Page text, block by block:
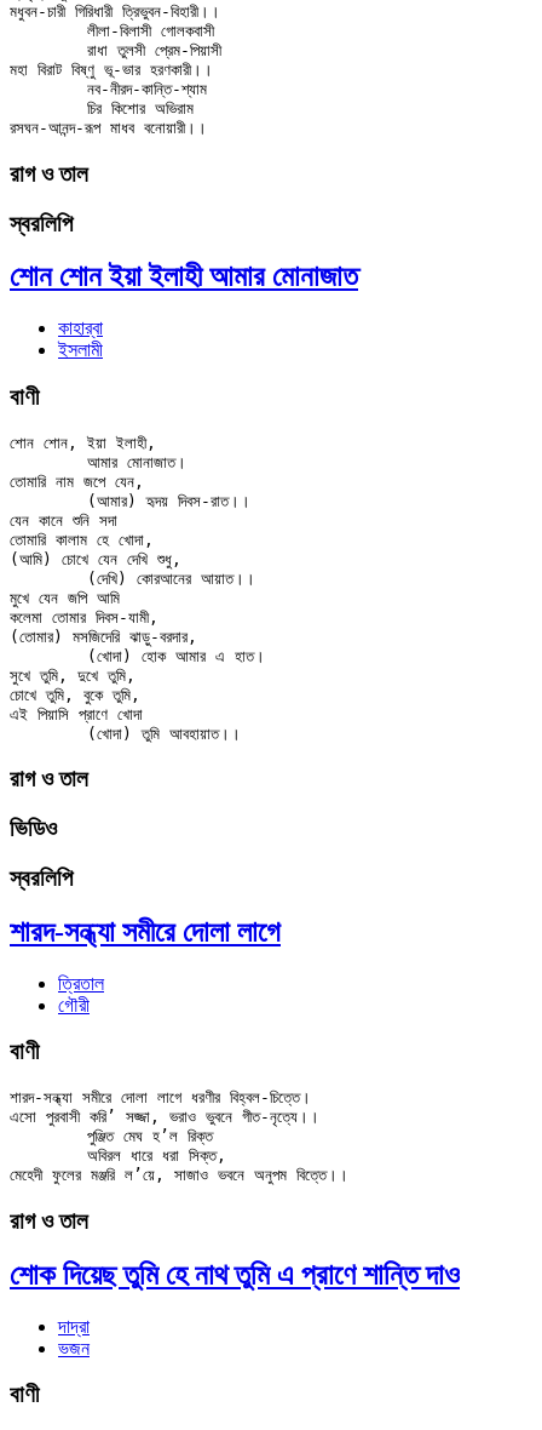
মধুবন-চারী গিরিধারী ত্রিভুবন-বিহারী।।
মহা বিরাট বিষ্ণু ভূ-ভার হরণকারী।।
রাগ ও তাল
স্বরলিপি
শোন শোন ইয়া ইলাহী আমার মোনাজাত
কাহার্‌বা
ইসলামী
বাণী
শোন শোন, ইয়া ইলাহী,
তোমারি নাম জপে যেন,
যেন কানে শুনি সদা
তোমারি কালাম হে খোদা,
(আমি) চোখে যেন দেখি শুধু,
মুখে যেন জপি আমি
কলেমা তোমার দিবস-যামী,
(তোমার) মসজিদেরি ঝাড়ু-বরদার,
সুখে তুমি, দুখে তুমি,
চোখে তুমি, বুকে তুমি,
এই পিয়াসি প্রাণে খোদা
রাগ ও তাল
ভিডিও
স্বরলিপি
শারদ-সন্ধ্যা সমীরে দোলা লাগে
ত্রিতাল
গৌরী
বাণী
শারদ-সন্ধ্যা সমীরে দোলা লাগে ধরণীর বিহ্বল-চিত্তে।
এসো পুরবাসী করি’ সজ্জা, ভরাও ভুবনে গীত-নৃত্যে।।
রাগ ও তাল
শোক দিয়েছ তুমি হে নাথ তুমি এ প্রাণে শান্তি দাও
দাদ্‌রা
ভজন
বাণী